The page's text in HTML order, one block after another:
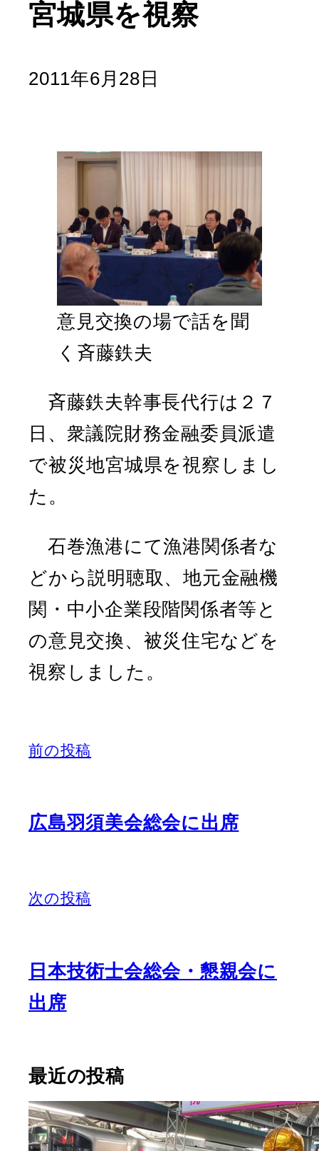
宮城県を視察
2011年6月28日
意見交換の場で話を聞
く斉藤鉄夫
斉藤鉄夫幹事長代行は２７
日、衆議院財務金融委員派遣
で被災地宮城県を視察しまし
た。
石巻漁港にて漁港関係者な
どから説明聴取、地元金融機
関・中小企業段階関係者等と
の意見交換、被災住宅などを
視察しました。
前の投稿
広島羽須美会総会に出席
次の投稿
日本技術士会総会・懇親会に
出席
最近の投稿